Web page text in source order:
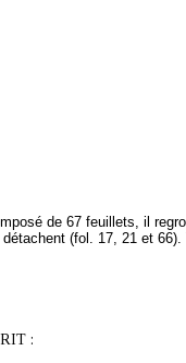
de 67 feuillets, il
(fol. 17, 21 et
: